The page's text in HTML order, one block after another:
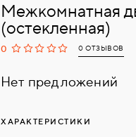
Межкомнатная
(остекленная)
0 0 ОТЗЫВОВ
Нет предложений
ХАРАКТЕРИСТИКИ